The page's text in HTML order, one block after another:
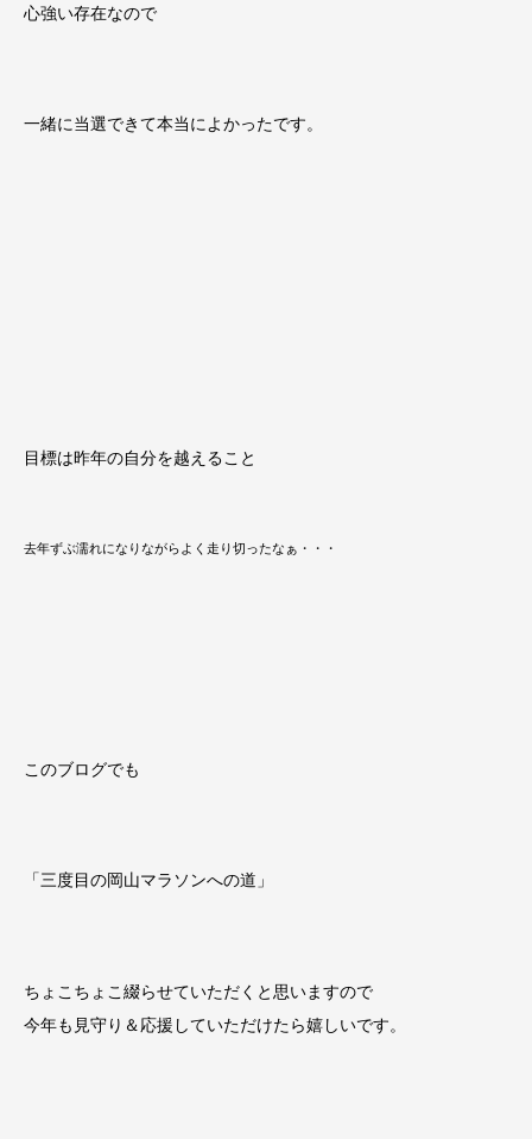
心強い存在なので
一緒に当選できて本当によかったです。
目標は昨年の自分を越えること
去年ずぶ濡れになりながらよく走り切ったなぁ・・・
このブログでも
「三度目の岡山マラソンへの道」
ちょこちょこ綴らせていただくと思いますので
今年も見守り＆応援していただけたら嬉しいです。